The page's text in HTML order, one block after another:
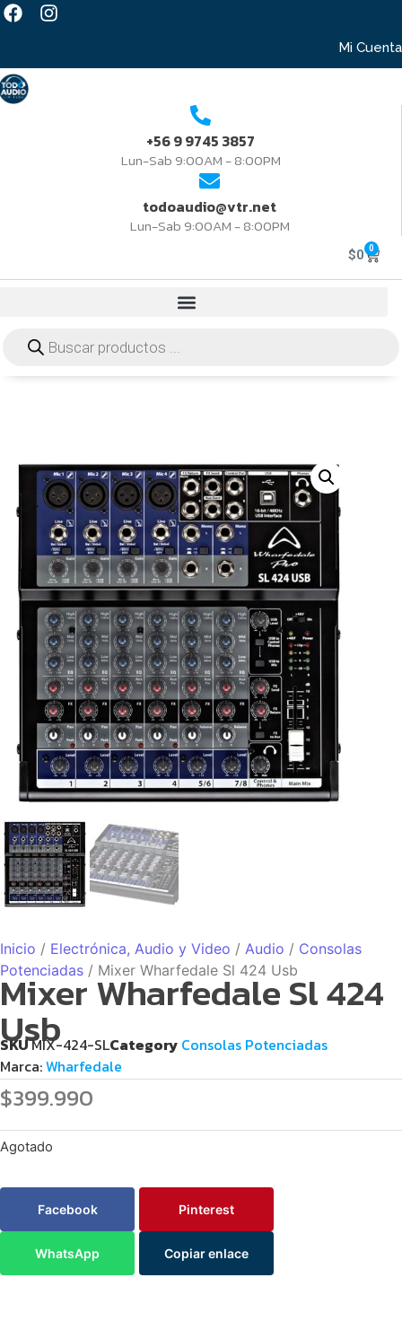
Mi Cuenta
+56 9 9745 3857
Lun-Sab 9:00AM - 8:00PM
todoaudio@vtr.net
Lun-Sab 9:00AM - 8:00PM
$0 0
Inicio / Electrónica, Audio y Video / Audio / Consolas
Potenciadas / Mixer Wharfedale Sl 424 Usb
Mixer Wharfedale Sl 424
Usb
SKUMIX-424-SLCategory Consolas Potenciadas
Marca:Wharfedale
$399.990
Agotado
Facebook Pinterest
WhatsApp Copiar enlace